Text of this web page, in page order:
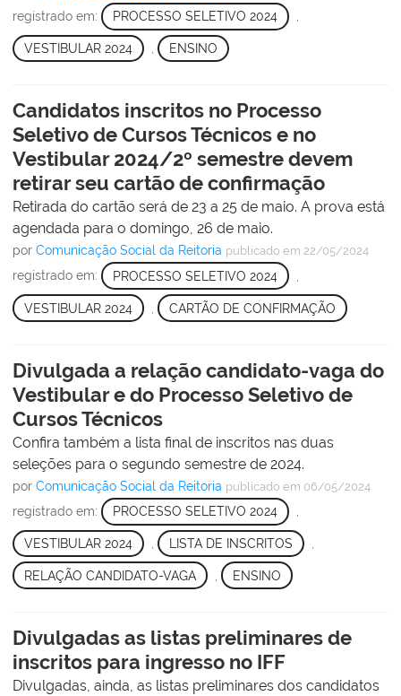
registrado em: PROCESSO SELETIVO 2024 ,
VESTIBULAR 2024 ENSINO
Candidatos inscritos no Processo
Seletivo de Cursos Técnicos e no
Vestibular 2024/2º semestre devem
retirar seu cartão de confirmação
Retirada do cartão será de 23 a 25 de maio. A prova está
agendada para o domingo, 26 de maio.
por Comunicação Social da Reitoria publicado em 22/05/2024
registrado em: PROCESSO SELETIVO 2024
VESTIBULAR 2024 CARTÃO DE CONFIRMAÇÃO
Divulgada a relação candidato-vaga do
Vestibular e do Processo Seletivo de
Cursos Técnicos
Confira também a lista final de inscritos nas duas
seleções para o segundo semestre de 2024.
por Comunicação Social da Reitoria publicado em 06/05/2024
registrado em: PROCESSO SELETIVO 2024 ,
VESTIBULAR 2024 LISTA DE INSCRITOS
RELAÇÃO CANDIDATO-VAGA ENSINO
Divulgadas as listas preliminares de
inscritos para ingresso no IFF
Divulgadas, ainda, as listas preliminares dos candidatos